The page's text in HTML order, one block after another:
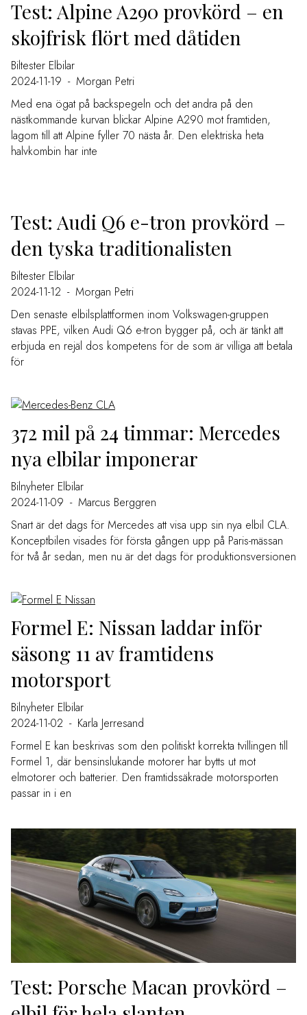
Test: Alpine A290 provkörd – en
skojfrisk flört med dåtiden
Biltester Elbilar
2024-11-19 - Morgan Petri
Med ena ögat på backspegeln och det andra på den
nästkommande kurvan blickar Alpine A290 mot framtiden,
lagom till att Alpine fyller 70 nästa år. Den elektriska heta
halvkombin har inte
Test: Audi Q6 e-tron provkörd –
den tyska traditionalisten
Biltester Elbilar
2024-11-12 - Morgan Petri
Den senaste elbilsplattformen inom Volkswagen-gruppen
stavas PPE, vilken Audi Q6 e-tron bygger på, och är tänkt att
erbjuda en rejäl dos kompetens för de som är villiga att betala
för
372 mil på 24 timmar: Mercedes
nya elbilar imponerar
Bilnyheter Elbilar
2024-11-09 - Marcus Berggren
Snart är det dags för Mercedes att visa upp sin nya elbil CLA.
Konceptbilen visades för första gången upp på Paris-mässan
för två år sedan, men nu är det dags för produktionsversionen
Formel E: Nissan laddar inför
säsong 11 av framtidens
motorsport
Bilnyheter Elbilar
2024-11-02 - Karla Jerresand
Formel E kan beskrivas som den politiskt korrekta tvillingen till
Formel 1, där bensinslukande motorer har bytts ut mot
elmotorer och batterier. Den framtidssäkrade motorsporten
passar in i en
Test: Porsche Macan provkörd –